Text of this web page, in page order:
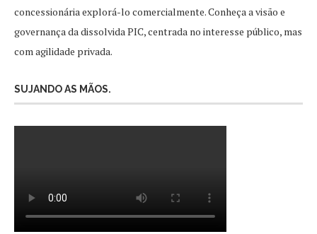
concessionária explorá-lo comercialmente. Conheça a visão e
governança da dissolvida PIC, centrada no interesse público, mas
com agilidade privada.
SUJANDO AS MÃOS.